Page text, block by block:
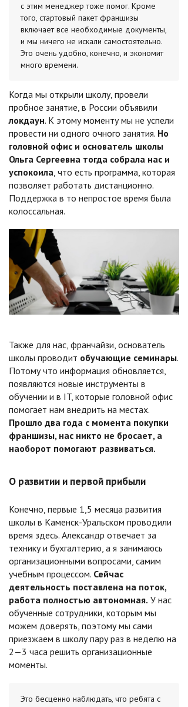
с этим менеджер тоже помог. Кроме
того, стартовый пакет франшизы
включает все необходимые документы,
и мы ничего не искали самостоятельно.
Это очень удобно, конечно, и экономит
много времени.
Когда мы открыли школу, провели
пробное занятие, в России объявили
локдаун. К этому моменту мы не успели
провести ни одного очного занятия. Но
головной офис и основатель школы
Ольга Сергеевна тогда собрала нас и
успокоила, что есть программа, которая
позволяет работать дистанционно.
Поддержка в то непростое время была
колоссальная.
Также для нас, франчайзи, основатель
школы проводит обучающие семинары.
Потому что информация обновляется,
появляются новые инструменты в
обучении и в IT, которые головной офис
помогает нам внедрить на местах.
Прошло два года с момента покупки
франшизы, нас никто не бросает, а
наоборот помогают развиваться.
О развитии и первой прибыли
Конечно, первые 1,5 месяца развития
школы в Каменск-Уральском проводили
время здесь. Александр отвечает за
технику и бухгалтерию, а я занимаюсь
организационными вопросами, самим
учебным процессом. Сейчас
деятельность поставлена на поток,
работа полностью автономная. У нас
обученные сотрудники, которым мы
можем доверять, поэтому мы сами
приезжаем в школу пару раз в неделю на
2—3 часа решить организационные
моменты.
Это бесценно наблюдать, что ребята с